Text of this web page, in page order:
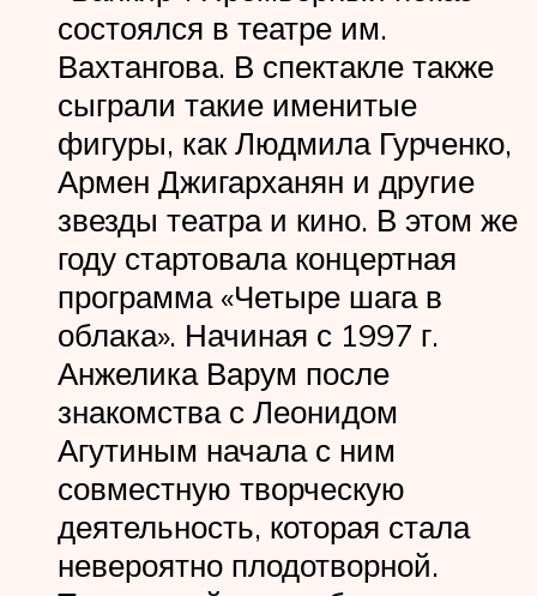
состоялся в театре им.
Вахтангова. В спектакле также
сыграли такие именитые
фигуры, как Людмила Гурченко,
Армен Джигарханян и другие
звезды театра и кино. В этом же
году стартовала концертная
программа «Четыре шага в
облака». Начиная с 1997 г.
Анжелика Варум после
знакомства с Леонидом
Агутиным начала с ним
совместную творческую
деятельность, которая стала
невероятно плодотворной.